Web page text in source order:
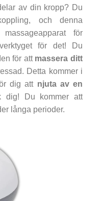
av din kropp? Du
och denna
för
för det! Du
för att massera ditt
Detta kommer i
dig att njuta av en
dig! Du kommer att
långa perioder.